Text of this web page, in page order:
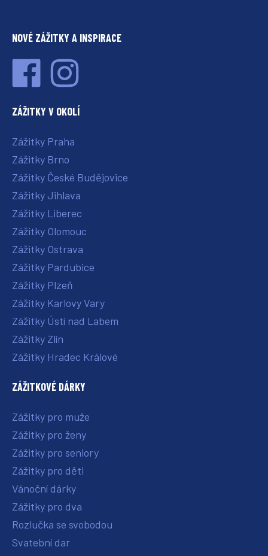
NOVÉ ZÁŽITKY A INSPIRACE
ZÁŽITKY V OKOLÍ
Zážitky Praha
Zážitky Brno
Zážitky České Budějovice
Zážitky Jihlava
Zážitky Liberec
Zážitky Olomouc
Zážitky Ostrava
Zážitky Pardubice
Zážitky Plzeň
Zážitky Karlovy Vary
Zážitky Ústí nad Labem
Zážitky Zlín
Zážitky Hradec Králové
ZÁŽITKOVÉ DÁRKY
Zážitky pro muže
Zážitky pro ženy
Zážitky pro seniory
Zážitky pro děti
Vánoční dárky
Zážitky pro dva
Rozlučka se svobodou
Svatební dar